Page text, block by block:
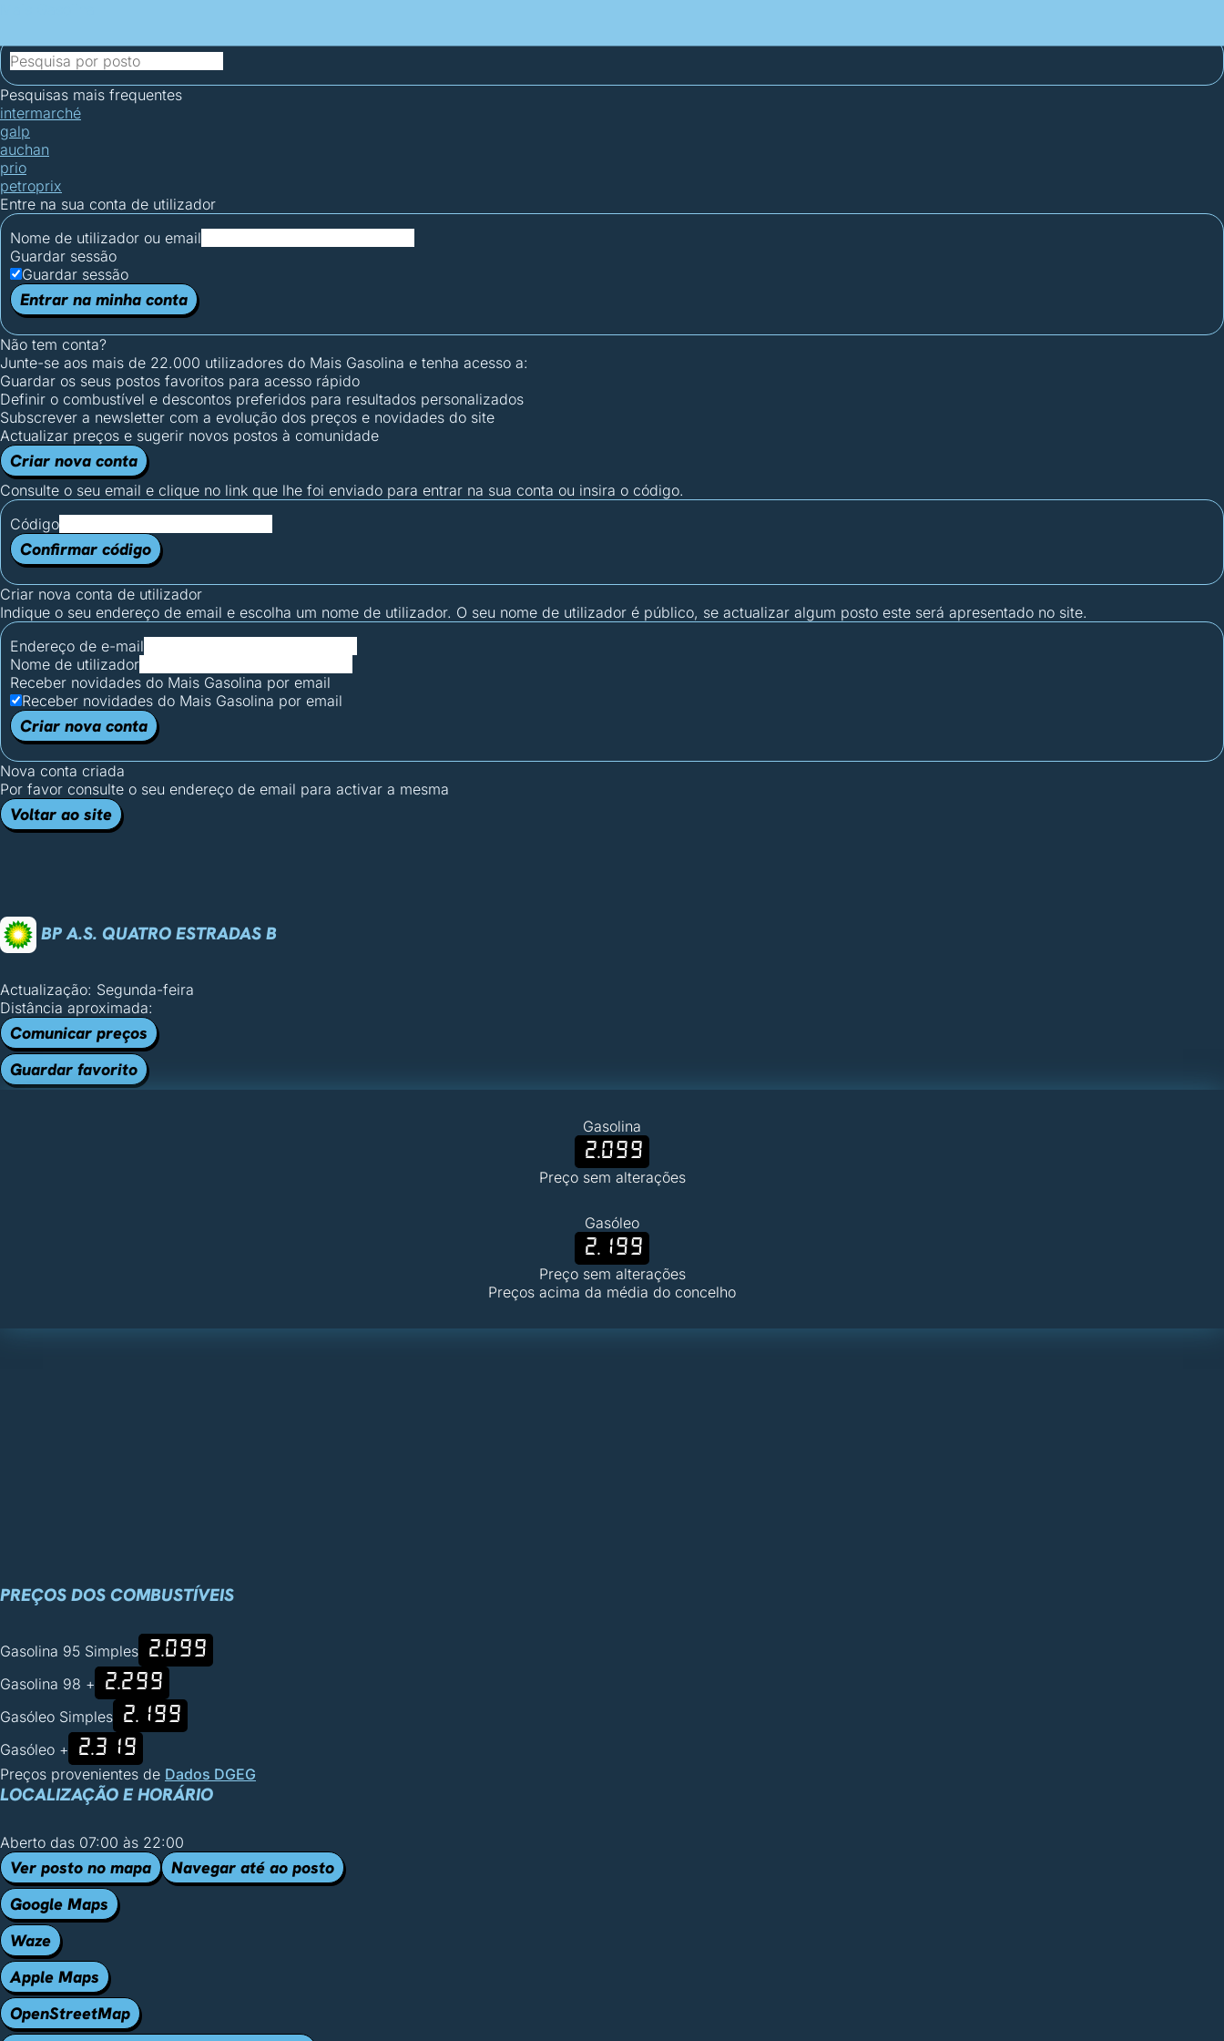
Pesquisas mais frequentes
intermarché
galp
auchan
prio
petroprix
Entre na sua conta de utilizador
Nome de utilizador ou email
Guardar sessão
Guardar sessão
Entrar na minha conta
Não tem conta?
Junte-se aos mais de 22.000 utilizadores do Mais Gasolina e tenha acesso a:
Guardar os seus postos favoritos para acesso rápido
Definir o combustível e descontos preferidos para resultados personalizados
Subscrever a newsletter com a evolução dos preços e novidades do site
Actualizar preços e sugerir novos postos à comunidade
Criar nova conta
Consulte o seu email e clique no link que lhe foi enviado para entrar na sua conta ou insira o código.
Código
Confirmar código
Criar nova conta de utilizador
Indique o seu endereço de email e escolha um nome de utilizador. O seu nome de utilizador é público, se actualizar algum posto este será apresentado no site.
Endereço de e-mail
Nome de utilizador
Receber novidades do Mais Gasolina por email
Receber novidades do Mais Gasolina por email
Criar nova conta
Nova conta criada
Por favor consulte o seu endereço de email para activar a mesma
Voltar ao site
BP A.S. QUATRO ESTRADAS B
Actualização: Segunda-feira
Distância aproximada:
Comunicar preços
Guardar favorito
Gasolina
2.099
Preço sem alterações
Gasóleo
2.199
Preço sem alterações
Preços acima da média do concelho
PREÇOS DOS COMBUSTÍVEIS
Gasolina 95 Simples 2.099
Gasolina 98 + 2.299
Gasóleo Simples 2.199
Gasóleo + 2.319
Preços provenientes de Dados DGEG
LOCALIZAÇÃO E HORÁRIO
Aberto das 07:00 às 22:00
Ver posto no mapa
Navegar até ao posto
Google Maps
Waze
Apple Maps
OpenStreetMap